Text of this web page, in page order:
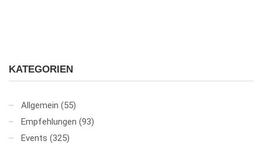
KATEGORIEN
Allgemein (55)
Empfehlungen (93)
Events (325)